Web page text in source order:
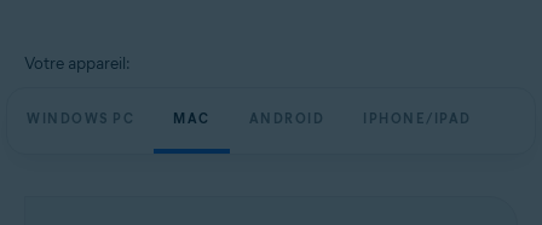
Avast Premium Security
Votre appareil:
WINDOWS PC MAC ANDROID IPHONE/IPAD